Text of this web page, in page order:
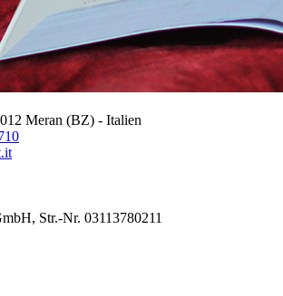
Meran (BZ) - Italien
, Str.-Nr. 03113780211